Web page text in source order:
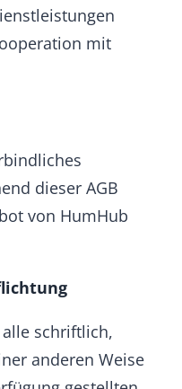
zu
den Fall,
der Laufzeit
dass die
ist. Dies
nicht